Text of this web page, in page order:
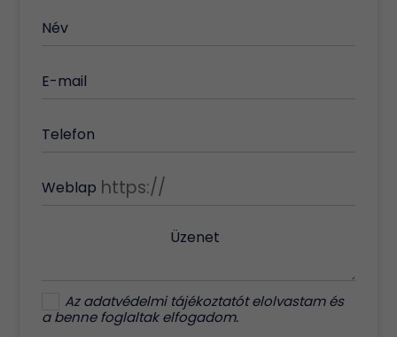
Név
E-mail
Telefon
Weblap
Üzenet
Azadatvédelmi tájékoztatótelolvastam és
a benne foglaltak elfogadom.